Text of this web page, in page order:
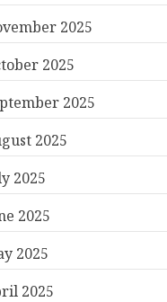
2025
2025
2025
2025
2025
2025
2025
2025